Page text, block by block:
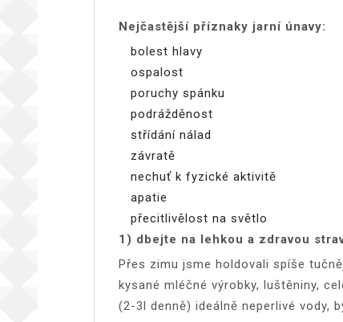
Nejčastější příznaky jarní únavy:
bolest hlavy
ospalost
poruchy spánku
podrážděnost
střídání nálad
závratě
nechuť k fyzické aktivitě
apatie
přecitlivělost na světlo
1) dbejte na lehkou a zdravou
Přes zimu jsme holdovali spíše
kysané mléčné výrobky, luštěniny,
(2-3l denně) ideálně neperlivé vody,